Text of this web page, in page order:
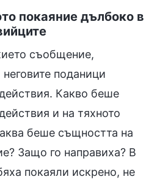
покаяние дълбоко в
съобщение,
поданици
Какво беше
и на тяхното
беше същността на
Защо го направиха? В
покаяли искрено, не